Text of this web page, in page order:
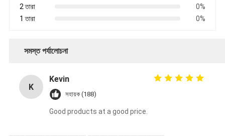
2 তারা
0%
1 তারা
0%
সমস্ত পর্যালোচনা
K
Kevin
সহায়ক (188)
Good products at a good price.